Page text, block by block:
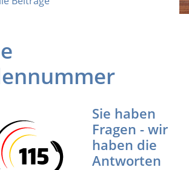
Sie haben
Fragen - wir
haben die
Antworten